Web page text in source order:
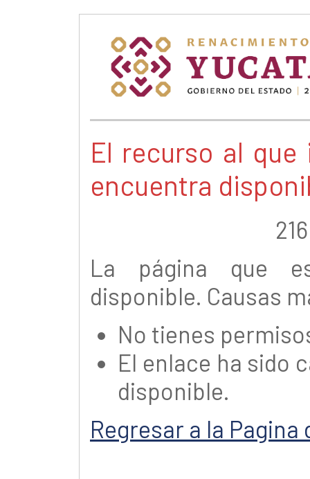
El recurso al
encuentra
La página que
disponible. Causas
No tienes
El enlace ha sido
disponible.
Regresar a la Pagina